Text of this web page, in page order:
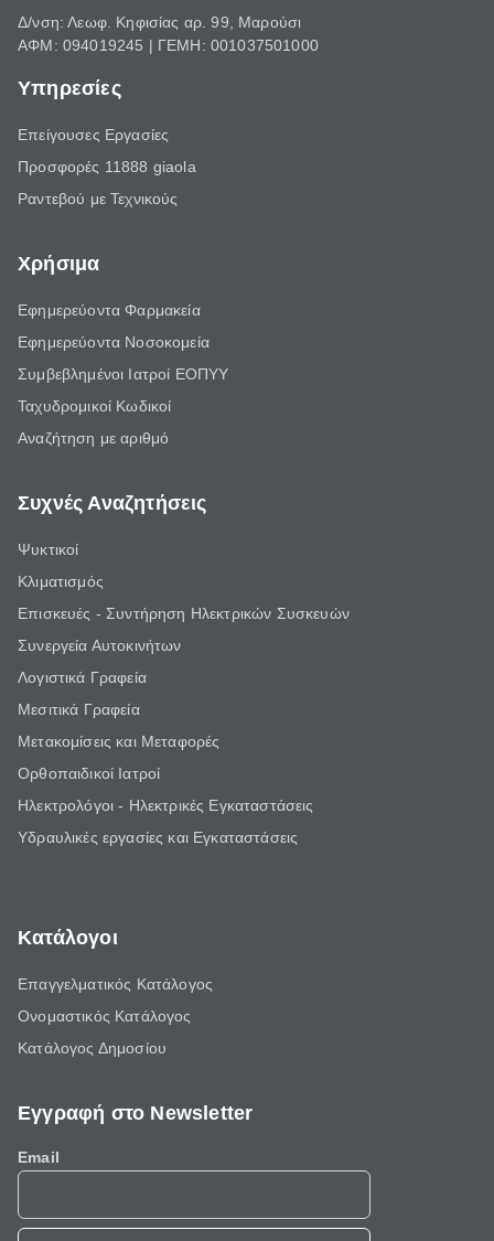
Δ/νση: Λεωφ. Κηφισίας αρ. 99, Μαρούσι
ΑΦΜ: 094019245 | ΓΕΜΗ: 001037501000
Υπηρεσίες
Επείγουσες Εργασίες
Προσφορές 11888 giaola
Ραντεβού με Τεχνικούς
Χρήσιμα
Εφημερεύοντα Φαρμακεία
Εφημερεύοντα Νοσοκομεία
Συμβεβλημένοι Ιατροί ΕΟΠΥΥ
Ταχυδρομικοί Κωδικοί
Αναζήτηση με αριθμό
Συχνές Αναζητήσεις
Ψυκτικοί
Κλιματισμός
Επισκευές - Συντήρηση Ηλεκτρικών Συσκευών
Συνεργεία Αυτοκινήτων
Λογιστικά Γραφεία
Μεσιτικά Γραφεία
Μετακομίσεις και Μεταφορές
Ορθοπαιδικοί Ιατροί
Ηλεκτρολόγοι - Ηλεκτρικές Εγκαταστάσεις
Υδραυλικές εργασίες και Εγκαταστάσεις
Κατάλογοι
Επαγγελματικός Κατάλογος
Ονομαστικός Κατάλογος
Κατάλογος Δημοσίου
Εγγραφή στο Newsletter
Email